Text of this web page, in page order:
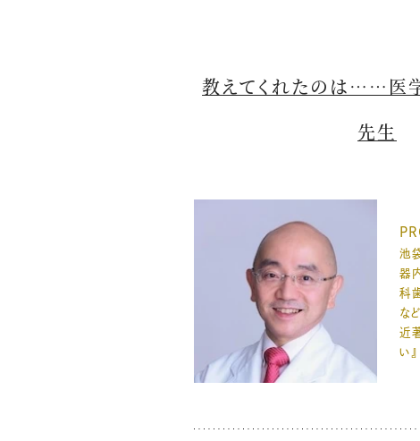
教えてくれたのは……医
先生
池
器
科
な
近
い